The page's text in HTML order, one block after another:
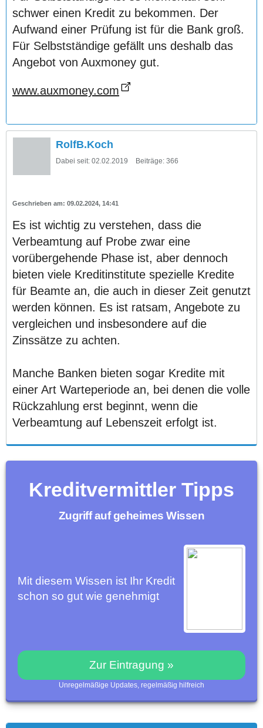
schwer einen Kredit zu bekommen. Der
Aufwand einer Prüfung ist für die Bank groß.
Für Selbstständige gefällt uns deshalb das
Angebot von Auxmoney gut.
www.auxmoney.com
RolfB.Koch
Dabei seit: 02.02.2019 Beiträge: 366
09.02.2024, 14:41
Es ist wichtig zu verstehen, dass die
Verbeamtung auf Probe zwar eine
vorübergehende Phase ist, aber dennoch
bieten viele Kreditinstitute spezielle Kredite
für Beamte an, die auch in dieser Zeit genutzt
werden können. Es ist ratsam, Angebote zu
vergleichen und insbesondere auf die
Zinssätze zu achten.
Manche Banken bieten sogar Kredite mit
einer Art Warteperiode an, bei denen die volle
Rückzahlung erst beginnt, wenn die
Verbeamtung auf Lebenszeit erfolgt ist.
Kreditvermittler Tipps
Zugriff auf geheimes Wissen
Mit diesem Wissen ist Ihr Kredit
schon so gut wie genehmigt
Zur Eintragung »
Unregelmäßige Updates, regelmäßig hilfreich